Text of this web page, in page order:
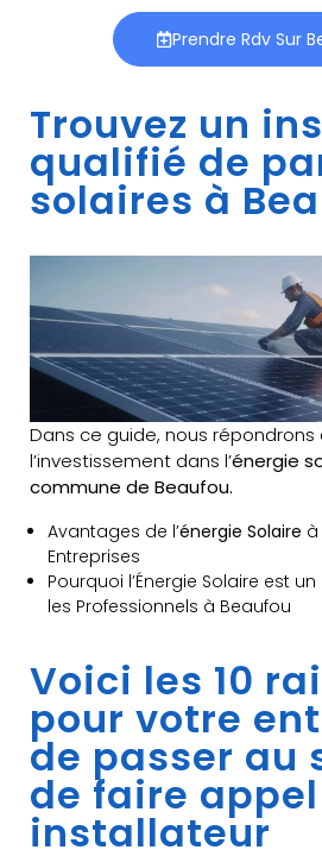
Prendre Rdv Sur
Trouvez un
qualifié de
solaires à
Dans ce guide, nous
l’investissement dans l’énergie
commune de Beaufou.
Avantages de l’énergie Solaire
Entreprises
Pourquoi l’Énergie Solaire est
les Professionnels à Beaufou
Voici les 10
pour votre
de passer au
de faire
installateur